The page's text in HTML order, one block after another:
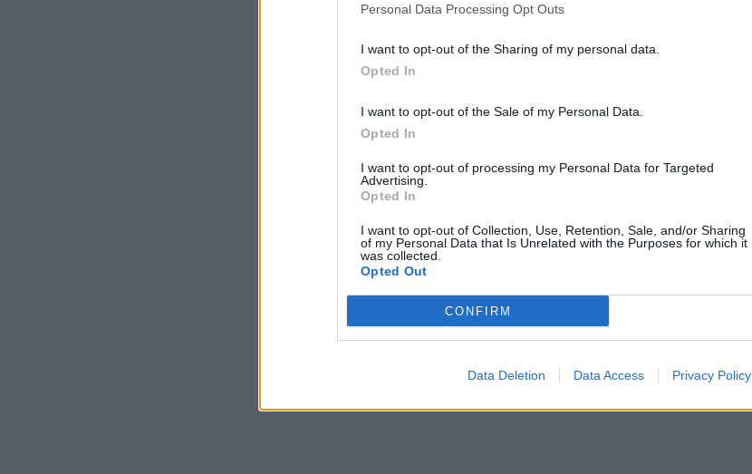
Personal Data Processing Opt Outs
I want to opt-out of the Sharing of my personal data.
Opted In
I want to opt-out of the Sale of my Personal Data.
Opted In
I want to opt-out of processing my Personal Data for Targeted
Advertising.
Opted In
I want to opt-out of Collection, Use, Retention, Sale, and/or Sharing
of my Personal Data that Is Unrelated with the Purposes for which it
was collected.
Opted Out
CONFIRM
Data Deletion Data Access Privacy Policy